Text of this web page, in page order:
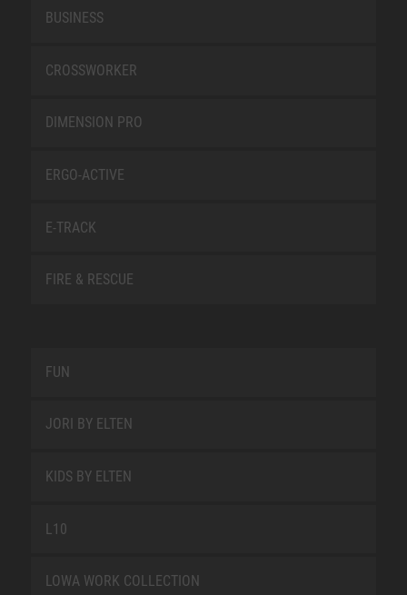
BUSINESS
CROSSWORKER
DIMENSION PRO
ERGO-ACTIVE
E-TRACK
FIRE & RESCUE
FUN
JORI BY ELTEN
KIDS BY ELTEN
L10
LOWA WORK COLLECTION